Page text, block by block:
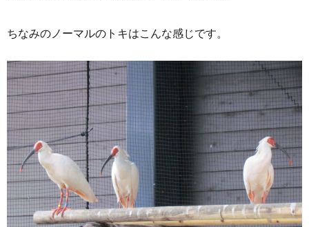
ちなみのノーマルのトキはこんな感じです。